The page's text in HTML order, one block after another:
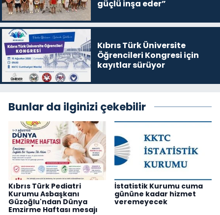
güçlü inşa eder”
Kıbrıs Türk Üniversite
Öğrencileri Kongresi için
kayıtlar sürüyor
Bunlar da ilginizi çekebilir
Kıbrıs Türk Pediatri
Kurumu Asbaşkanı
Güzoğlu'ndan Dünya
Emzirme Haftası mesajı
İstatistik Kurumu cuma
gününe kadar hizmet
veremeyecek